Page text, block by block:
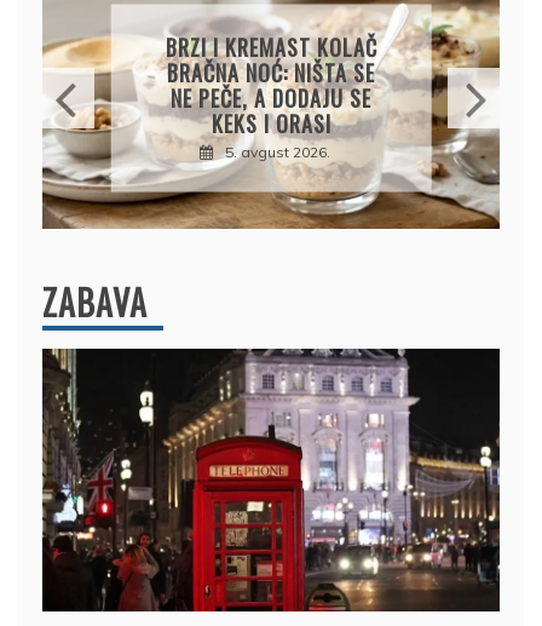
KREMASTA TJESTENINA
SA FETA SIROM I PEČENIM
PARADAJZOM
5. avgust 2026.
ZABAVA